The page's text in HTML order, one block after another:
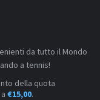
da tutto il Mondo
a tennis!
della quota
€15,00.